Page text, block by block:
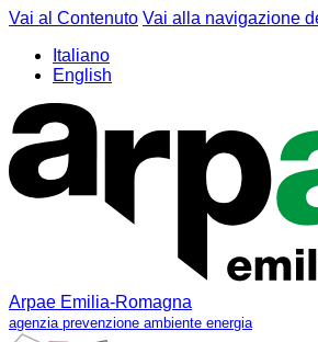
Vai al Contenuto Vai alla navigazione
Italiano
English
Arpae Emilia-Romagna
agenzia prevenzione ambiente energia